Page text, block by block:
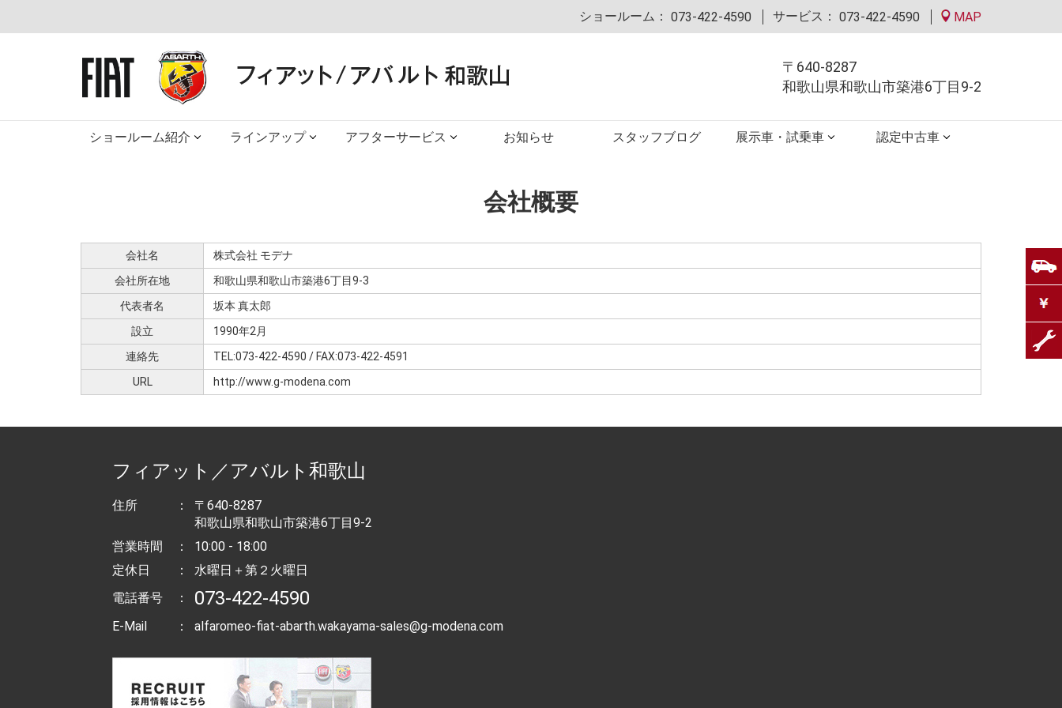
ショールーム： 073-422-4590 サービス： 073-422-4590 MAP
〒640-8287
和歌山県和歌山市築港6丁目9-2
ショールーム紹介 ラインアップ アフターサービス お知らせ スタッフブログ 展示車・試乗車 認定中古車
会社概要
会社名
株式会社 モデナ
会社所在地
和歌山県和歌山市築港6丁目9-3
代表者名
坂本 真太郎
設立
1990年2月
連絡先
TEL:073-422-4590 / FAX:073-422-4591
URL
http://www.g-modena.com
フィアット／アバルト和歌山
住所 ：
〒640-8287
和歌山県和歌山市築港6丁目9-2
営業時間
：
10:00 - 18:00
定休日
：
水曜日＋第２火曜日
電話番号
： 073-422-4590
E-Mail ： alfaromeo-fiat-abarth.wakayama-sales@g-modena.com